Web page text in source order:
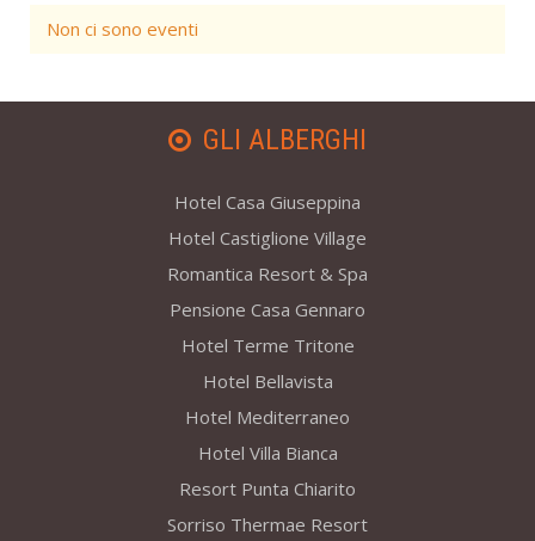
Non ci sono eventi
GLI ALBERGHI
Hotel Casa Giuseppina
Hotel Castiglione Village
Romantica Resort & Spa
Pensione Casa Gennaro
Hotel Terme Tritone
Hotel Bellavista
Hotel Mediterraneo
Hotel Villa Bianca
Resort Punta Chiarito
Sorriso Thermae Resort